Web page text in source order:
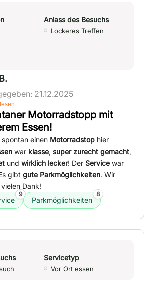
Anlass des Besuchs
Lockeres Treffen
21.12.2025
Motorradstopp mit
Essen!
einen Motorradstop hier
war klasse, super zurecht gemacht,
und wirklich lecker! Der Service war
gibt gute Parkmöglichkeiten. Wir
Dank!
9
Parkmöglichkeiten
8
Servicetyp
Vor Ort essen